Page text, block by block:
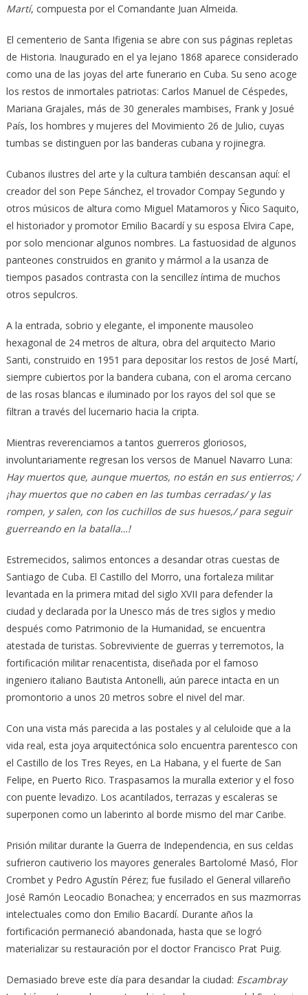
Martí, compuesta por el Comandante Juan Almeida.
El cementerio de Santa Ifigenia se abre con sus páginas repletas
de Historia. Inaugurado en el ya lejano 1868 aparece considerado
como una de las joyas del arte funerario en Cuba. Su seno acoge
los restos de inmortales patriotas: Carlos Manuel de Céspedes,
Mariana Grajales, más de 30 generales mambises, Frank y Josué
País, los hombres y mujeres del Movimiento 26 de Julio, cuyas
tumbas se distinguen por las banderas cubana y rojinegra.
Cubanos ilustres del arte y la cultura también descansan aquí: el
creador del son Pepe Sánchez, el trovador Compay Segundo y
otros músicos de altura como Miguel Matamoros y Ñico Saquito,
el historiador y promotor Emilio Bacardí y su esposa Elvira Cape,
por solo mencionar algunos nombres. La fastuosidad de algunos
panteones construidos en granito y mármol a la usanza de
tiempos pasados contrasta con la sencillez íntima de muchos
otros sepulcros.
A la entrada, sobrio y elegante, el imponente mausoleo
hexagonal de 24 metros de altura, obra del arquitecto Mario
Santi, construido en 1951 para depositar los restos de José Martí,
siempre cubiertos por la bandera cubana, con el aroma cercano
de las rosas blancas e iluminado por los rayos del sol que se
filtran a través del lucernario hacia la cripta.
Mientras reverenciamos a tantos guerreros gloriosos,
involuntariamente regresan los versos de Manuel Navarro Luna:
Hay muertos que, aunque muertos, no están en sus entierros; /
¡hay muertos que no caben en las tumbas cerradas/ y las
rompen, y salen, con los cuchillos de sus huesos,/ para seguir
guerreando en la batalla…!
Estremecidos, salimos entonces a desandar otras cuestas de
Santiago de Cuba. El Castillo del Morro, una fortaleza militar
levantada en la primera mitad del siglo XVII para defender la
ciudad y declarada por la Unesco más de tres siglos y medio
después como Patrimonio de la Humanidad, se encuentra
atestada de turistas. Sobreviviente de guerras y terremotos, la
fortificación militar renacentista, diseñada por el famoso
ingeniero italiano Bautista Antonelli, aún parece intacta en un
promontorio a unos 20 metros sobre el nivel del mar.
Con una vista más parecida a las postales y al celuloide que a la
vida real, esta joya arquitectónica solo encuentra parentesco con
el Castillo de los Tres Reyes, en La Habana, y el fuerte de San
Felipe, en Puerto Rico. Traspasamos la muralla exterior y el foso
con puente levadizo. Los acantilados, terrazas y escaleras se
superponen como un laberinto al borde mismo del mar Caribe.
Prisión militar durante la Guerra de Independencia, en sus celdas
sufrieron cautiverio los mayores generales Bartolomé Masó, Flor
Crombet y Pedro Agustín Pérez; fue fusilado el General villareño
José Ramón Leocadio Bonachea; y encerrados en sus mazmorras
intelectuales como don Emilio Bacardí. Durante años la
fortificación permaneció abandonada, hasta que se logró
materializar su restauración por el doctor Francisco Prat Puig.
Demasiado breve este día para desandar la ciudad: Escambray